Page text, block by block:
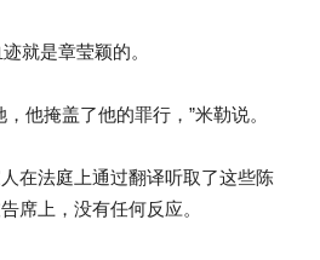
就是章莹颖的。
他掩盖了他的罪行，”米勒说。
在法庭上通过翻译听取了这些陈
席上，没有任何反应。